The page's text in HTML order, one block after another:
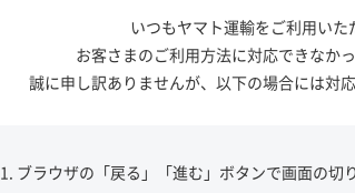
いつもヤマト運輸をご利用いた
お客さまのご利用方法に対応できなかっ
誠に申し訳ありませんが、 以下の場合には対
ブラウザの「戻る」「進む」ボタンで画面の切